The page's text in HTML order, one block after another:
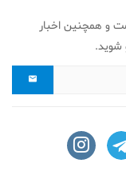
و همچنین اخبار
شوید.